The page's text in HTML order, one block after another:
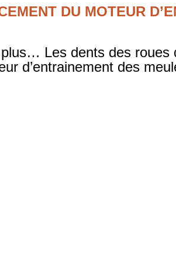
DU MOTEUR
Les dents des roues
d’entrainement des